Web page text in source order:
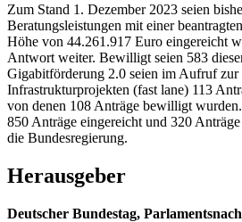
Zum Stand 1. Dezember 2023 seien
Beratungsleistungen mit einer
Höhe von 44.261.917 Euro eingereicht
Antwort weiter. Bewilligt seien 583
Gigabitförderung 2.0 seien im Aufruf zur
Infrastrukturprojekten (fast lane) 113
von denen 108 Anträge bewilligt
850 Anträge eingereicht und 320
die Bundesregierung.
Herausgeber
Deutscher Bundestag,